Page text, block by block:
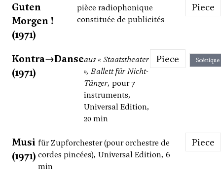
Guten
Morgen !
(1971)
pièce radiophonique
constituée de publicités
Piece
Kontra→Danse
(1971)
aus « Staatstheater
», Ballett für Nicht-
Tänzer, pour 7
instruments,
Universal Edition,
20 min
Piece Scénique
Musi
(1971)
für Zupforchester (pour orchestre de
cordes pincées), Universal Edition, 6
min
Piece